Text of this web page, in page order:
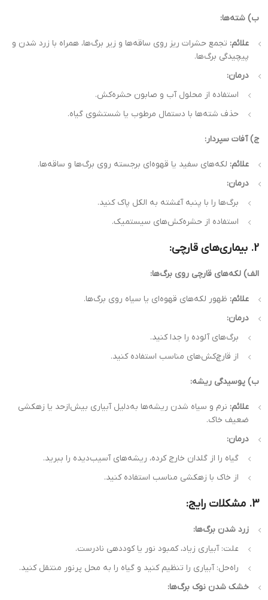
ب) شته‌ها:
علائم: تجمع حشرات ریز روی ساقه‌ها و زیر برگ‌ها، همراه با زرد شدن و
پیچیدگی برگ‌ها.
درمان:
استفاده از محلول آب و صابون حشره‌کش.
حذف شته‌ها با دستمال مرطوب یا شستشوی گیاه.
ج) آفات سپردار:
علائم: لکه‌های سفید یا قهوه‌ای برجسته روی برگ‌ها و ساقه‌ها.
درمان:
برگ‌ها را با پنبه آغشته به الکل پاک کنید.
استفاده از حشره‌کش‌های سیستمیک.
2. بیماری‌های قارچی:
الف) لکه‌های قارچی روی برگ‌ها:
علائم: ظهور لکه‌های قهوه‌ای یا سیاه روی برگ‌ها.
درمان:
برگ‌های آلوده را جدا کنید.
از قارچ‌کش‌های مناسب استفاده کنید.
ب) پوسیدگی ریشه:
علائم: نرم و سیاه شدن ریشه‌ها به‌دلیل آبیاری بیش‌ازحد یا زهکشی
ضعیف خاک.
درمان:
گیاه را از گلدان خارج کرده، ریشه‌های آسیب‌دیده را ببرید.
از خاک با زهکشی مناسب استفاده کنید.
3. مشکلات رایج:
زرد شدن برگ‌ها:
علت: آبیاری زیاد، کمبود نور یا کوددهی نادرست.
راه‌حل: آبیاری را تنظیم کنید و گیاه را به محل پرنور منتقل کنید.
خشک شدن نوک برگ‌ها: